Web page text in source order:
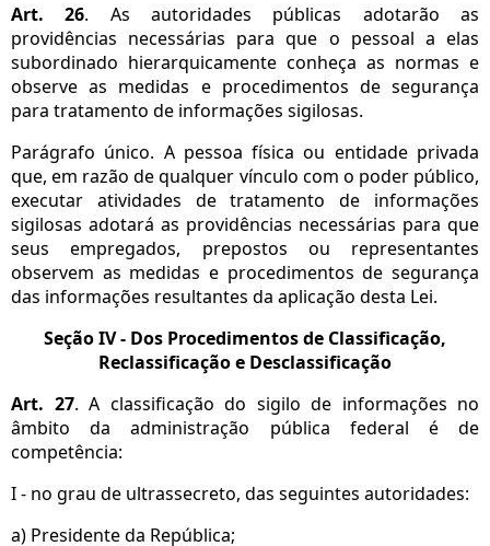
Art. 26. As autoridades públicas adotarão as
providências necessárias para que o pessoal a elas
subordinado hierarquicamente conheça as normas e
observe as medidas e procedimentos de segurança
para tratamento de informações sigilosas.
Parágrafo único. A pessoa física ou entidade privada
que, em razão de qualquer vínculo com o poder público,
executar atividades de tratamento de informações
sigilosas adotará as providências necessárias para que
seus empregados, prepostos ou representantes
observem as medidas e procedimentos de segurança
das informações resultantes da aplicação desta Lei.
Seção IV - Dos Procedimentos de Classificação,
Reclassificação e Desclassificação
Art. 27. A classificação do sigilo de informações no
âmbito da administração pública federal é de
competência:
I - no grau de ultrassecreto, das seguintes autoridades:
a) Presidente da República;